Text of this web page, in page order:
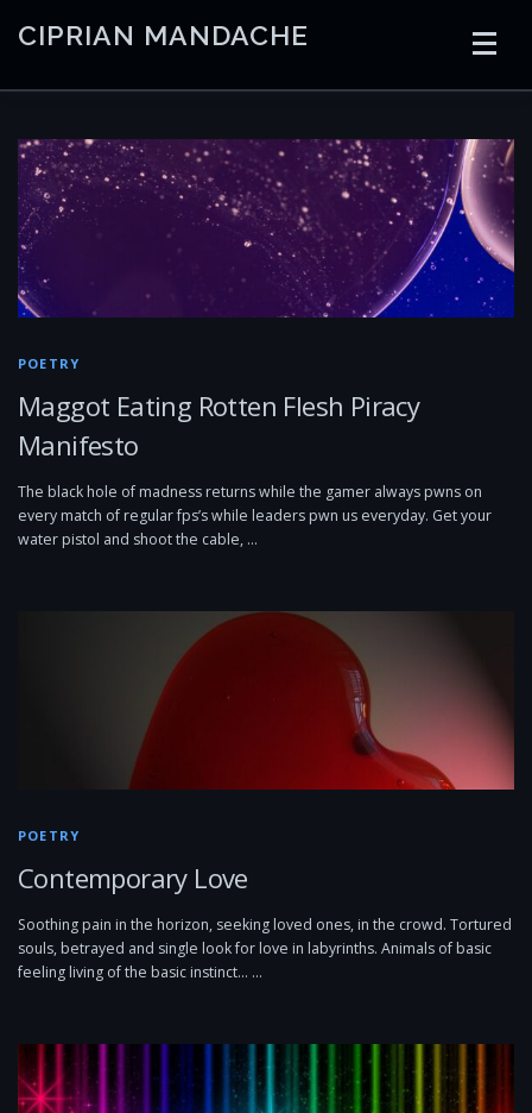
CIPRIAN MANDACHE
EMBEDDED RADIO TRADING ART LINKS
POETRY
Maggot Eating Rotten Flesh Piracy
Manifesto
The black hole of madness returns while the gamer always pwns on
every match of regular fps’s while leaders pwn us everyday. Get your
water pistol and shoot the cable, …
POETRY
Contemporary Love
Soothing pain in the horizon, seeking loved ones, in the crowd. Tortured
souls, betrayed and single look for love in labyrinths. Animals of basic
feeling living of the basic instinct… …